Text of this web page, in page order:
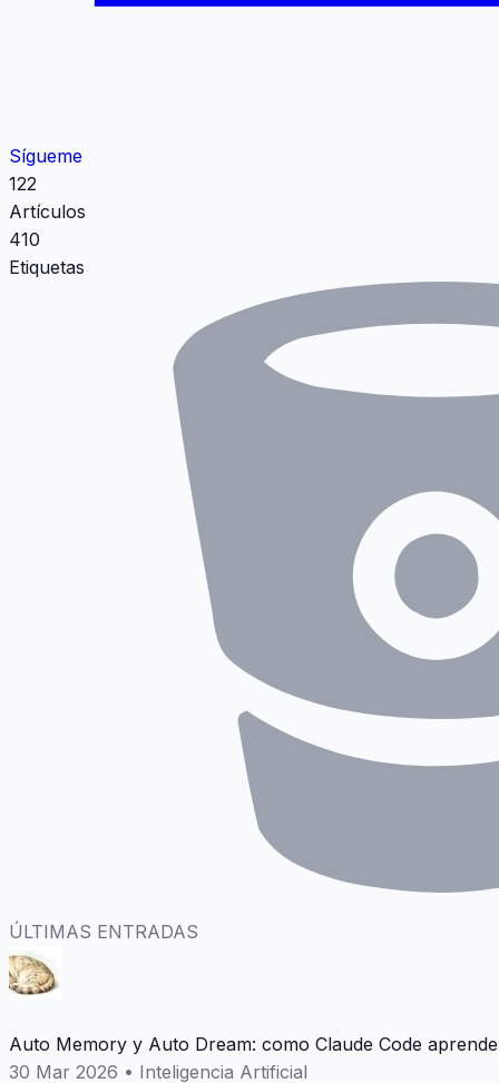
Sígueme
122
Artículos
410
Etiquetas
ÚLTIMAS ENTRADAS
Auto Memory y Auto Dream: como Claude Code
30 Mar 2026 • Inteligencia Artificial